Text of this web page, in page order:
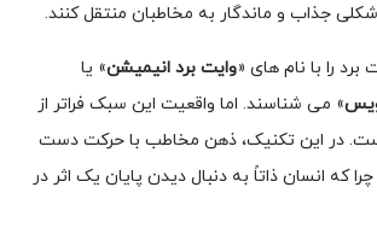
جذاب و ماندگار به مخاطبان منتقل کنند.
را با نام های «وایت برد انیمیشن» یا
» می شناسند. اما واقعیت این سبک فراتر از
در این تکنیک، ذهن مخاطب با حرکت دست
که انسان ذاتاً به دنبال دیدن پایان یک اثر در